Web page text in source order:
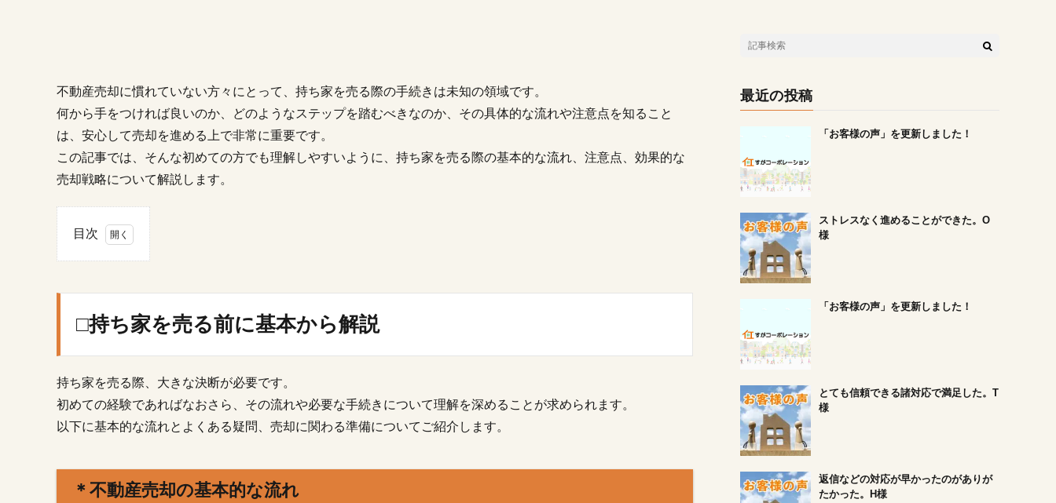
不動産売却に慣れていない方々にとって、持ち家を売る際の手続きは未知の領域です。
何から手をつければ良いのか、どのようなステップを踏むべきなのか、その具体的な流れや注意点を知ること
は、安心して売却を進める上で非常に重要です。
この記事では、そんな初めての方でも理解しやすいように、持ち家を売る際の基本的な流れ、注意点、効果的な
売却戦略について解説します。
目次
1.
ち
を
前
基
本
説
□持ち家を売る前に基本から解説
持ち家を売る際、大きな決断が必要です。
初めての経験であればなおさら、その流れや必要な手続きについて理解を深めることが求められます。
以下に基本的な流れとよくある疑問、売却に関わる準備についてご紹介します。
＊不動産売却の基本的な流れ
最近の投稿
「お客様の声」を更新しました！
ストレスなく進めることができた。O
様
「お客様の声」を更新しました！
とても信頼できる諸対応で満足した。T
様
返信などの対応が早かったのがありが
たかった。H様